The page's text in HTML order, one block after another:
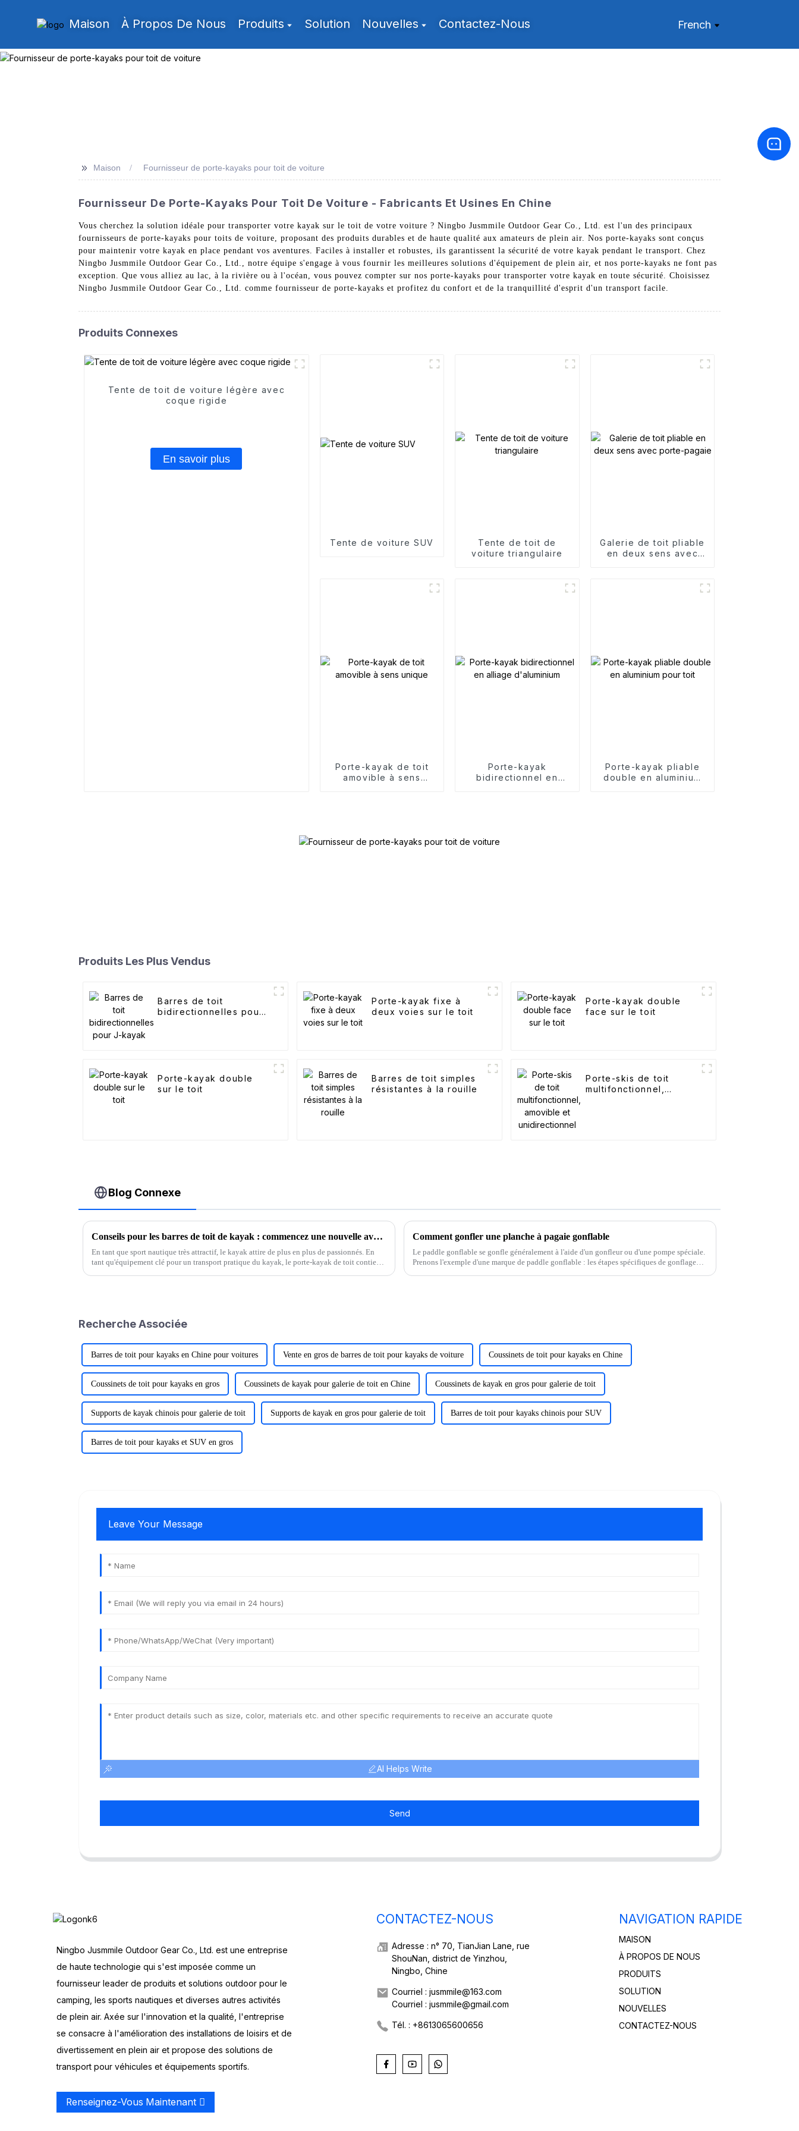
Maison À Propos De Nous Produits Solution Nouvelles Contactez-Nous French
>> Maison Fournisseur de porte-kayaks pour toit de voiture
Fournisseur De Porte-Kayaks Pour Toit De Voiture - Fabricants Et Usines En Chine
Vous cherchez la solution idéale pour transporter votre kayak sur le toit de votre voiture ? Ningbo Jusmmile Outdoor Gear Co., Ltd. est l'un des principaux
fournisseurs de porte-kayaks pour toits de voiture, proposant des produits durables et de haute qualité aux amateurs de plein air. Nos porte-kayaks sont conçus
pour maintenir votre kayak en place pendant vos aventures. Faciles à installer et robustes, ils garantissent la sécurité de votre kayak pendant le transport. Chez
Ningbo Jusmmile Outdoor Gear Co., Ltd., notre équipe s'engage à vous fournir les meilleures solutions d'équipement de plein air, et nos porte-kayaks ne font pas
exception. Que vous alliez au lac, à la rivière ou à l'océan, vous pouvez compter sur nos porte-kayaks pour transporter votre kayak en toute sécurité. Choisissez
Ningbo Jusmmile Outdoor Gear Co., Ltd. comme fournisseur de porte-kayaks et profitez du confort et de la tranquillité d'esprit d'un transport facile.
Produits Connexes
Tente de toit de voiture légère avec
coque rigide
En savoir plus
Tente de voiture SUV
Tente de toit de
voiture triangulaire
Galerie de toit pliable
en deux sens avec
Porte-kayak de toit
amovible à sens
Porte-kayak
bidirectionnel en
Porte-kayak pliable
double en aluminium
Produits Les Plus Vendus
Barres de toit
bidirectionnelles pour
Porte-kayak fixe à
deux voies sur le toit
Porte-kayak double
face sur le toit
Porte-kayak double
sur le toit
Barres de toit simples
résistantes à la rouille
Porte-skis de toit
multifonctionnel,
Blog Connexe
Conseils pour les barres de toit de kayak : commencez une nouvelle aventure aquatique
En tant que sport nautique très attractif, le kayak attire de plus en plus de passionnés. En
tant qu'équipement clé pour un transport pratique du kayak, le porte-kayak de toit contient
Comment gonfler une planche à pagaie gonflable
Le paddle gonflable se gonfle généralement à l'aide d'un gonfleur ou d'une pompe spéciale.
Prenons l'exemple d'une marque de paddle gonflable : les étapes spécifiques de gonflage
Recherche Associée
Barres de toit pour kayaks en Chine pour voitures Vente en gros de barres de toit pour kayaks de voiture Coussinets de toit pour kayaks en Chine
Coussinets de toit pour kayaks en gros Coussinets de kayak pour galerie de toit en Chine Coussinets de kayak en gros pour galerie de toit
Supports de kayak chinois pour galerie de toit Supports de kayak en gros pour galerie de toit Barres de toit pour kayaks chinois pour SUV
Barres de toit pour kayaks et SUV en gros
Leave Your Message
AI Helps Write
Send
Ningbo Jusmmile Outdoor Gear Co., Ltd. est une entreprise
de haute technologie qui s'est imposée comme un
fournisseur leader de produits et solutions outdoor pour le
camping, les sports nautiques et diverses autres activités
de plein air. Axée sur l'innovation et la qualité, l'entreprise
se consacre à l'amélioration des installations de loisirs et de
divertissement en plein air et propose des solutions de
transport pour véhicules et équipements sportifs.
Renseignez-Vous Maintenant
CONTACTEZ-NOUS
Adresse : n° 70, TianJian Lane, rue
ShouNan, district de Yinzhou,
Ningbo, Chine
Courriel : jusmmile@163.com
Courriel : jusmmile@gmail.com
Tél. : +8613065600656
NAVIGATION RAPIDE
MAISON
À PROPOS DE NOUS
PRODUITS
SOLUTION
NOUVELLES
CONTACTEZ-NOUS